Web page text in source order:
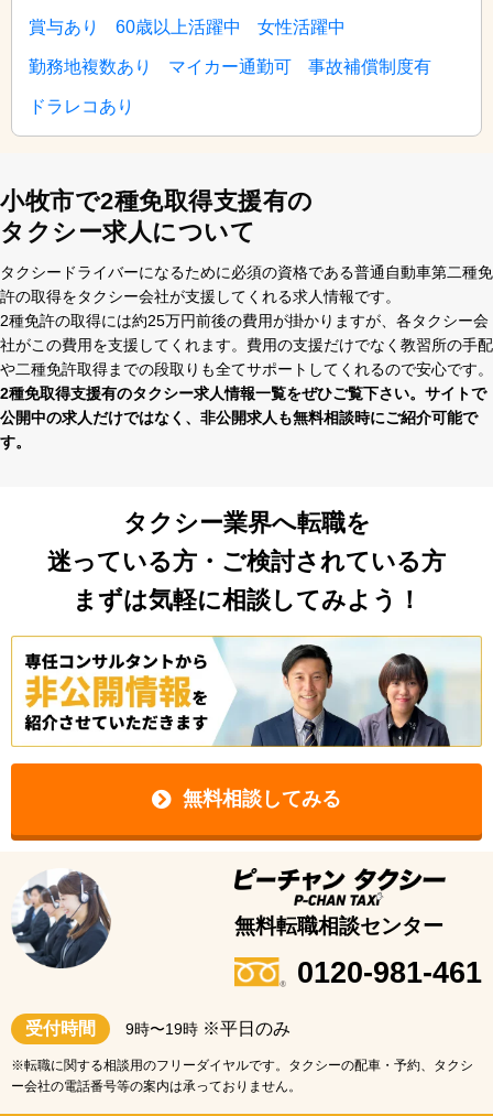
賞与あり 60歳以上活躍中 女性活躍中
勤務地複数あり マイカー通勤可 事故補償制度有
ドラレコあり
小牧市で2種免取得支援有の
タクシー求人について
タクシードライバーになるために必須の資格である普通⾃動⾞第⼆種免
許の取得をタクシー会社が⽀援してくれる求⼈情報です。
2種免許の取得には約25万円前後の費⽤が掛かりますが、各タクシー会
社がこの費⽤を⽀援してくれます。費⽤の⽀援だけでなく教習所の⼿配
や⼆種免許取得までの段取りも全てサポートしてくれるので安⼼です。
2種免取得支援有のタクシー求⼈情報⼀覧をぜひご覧下さい。サイトで
公開中の求⼈だけではなく、⾮公開求⼈も無料相談時にご紹介可能で
す。
タクシー業界へ転職を
迷っている方・ご検討されている方
まずは気軽に相談してみよう！
無料相談してみる
無料転職相談センター
0120-981-461
受付時間 9時〜19時 ※平日のみ
※転職に関する相談用のフリーダイヤルです。タクシーの配車・予約、タクシ
ー会社の電話番号等の案内は承っておりません。